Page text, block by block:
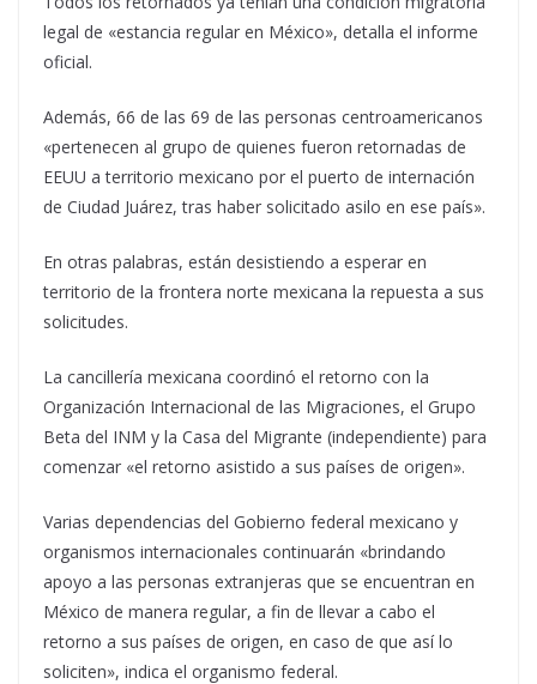
legal de «estancia regular en México», detalla el informe
oficial.
Además, 66 de las 69 de las personas centroamericanos
«pertenecen al grupo de quienes fueron retornadas de
EEUU a territorio mexicano por el puerto de internación
de Ciudad Juárez, tras haber solicitado asilo en ese país».
En otras palabras, están desistiendo a esperar en
territorio de la frontera norte mexicana la repuesta a sus
solicitudes.
La cancillería mexicana coordinó el retorno con la
Organización Internacional de las Migraciones, el Grupo
Beta del INM y la Casa del Migrante (independiente) para
comenzar «el retorno asistido a sus países de origen».
Varias dependencias del Gobierno federal mexicano y
organismos internacionales continuarán «brindando
apoyo a las personas extranjeras que se encuentran en
México de manera regular, a fin de llevar a cabo el
retorno a sus países de origen, en caso de que así lo
soliciten», indica el organismo federal.